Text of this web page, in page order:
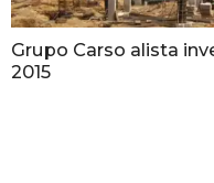
Grupo Carso alista
2015